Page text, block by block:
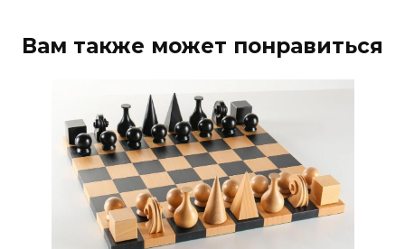
Вам также может понравиться